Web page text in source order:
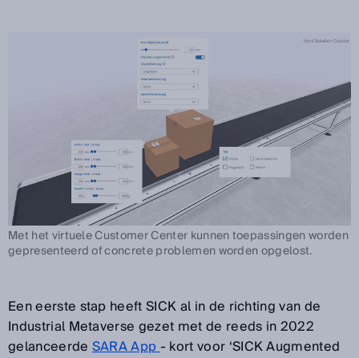
Met het virtuele Customer Center kunnen toepassingen worden
gepresenteerd of concrete problemen worden opgelost.
Een eerste stap heeft SICK al in de richting van de
Industrial Metaverse gezet met de reeds in 2022
gelanceerdeSARA App- kort voor ‘SICK Augmented